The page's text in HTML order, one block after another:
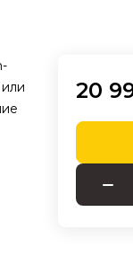
20